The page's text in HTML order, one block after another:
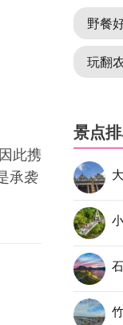
此携
承袭
野餐
玩翻
景点